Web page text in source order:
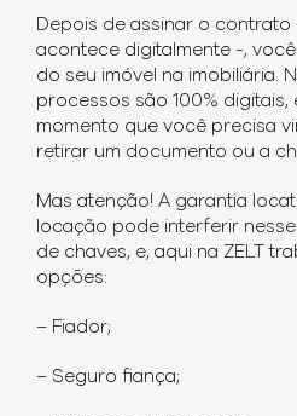
Depois de assinar o contrato
acontece digitalmente -,
do seu imóvel na imobiliária.
processos são 100% digitais,
momento que você precisa
retirar um documento ou a
Mas atenção! A garantia
locação pode interferir
de chaves, e, aqui na ZELT
opções:
– Fiador;
– Seguro fiança;